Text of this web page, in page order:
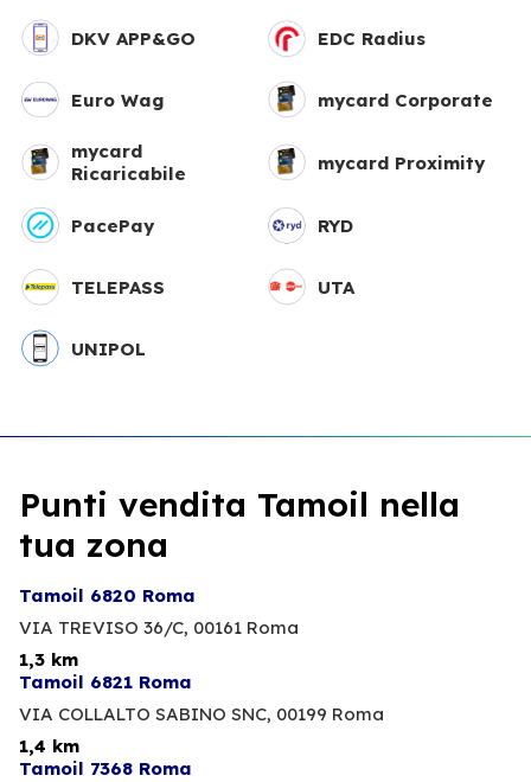
DKV APP&GO EDC Radius
Euro Wag mycard Corporate
mycard
Ricaricabile
mycard Proximity
PacePay RYD
TELEPASS UTA
UNIPOL
Punti vendita Tamoil nella
tua zona
Tamoil 6820 Roma
VIA TREVISO 36/C, 00161 Roma
1,3 km
Tamoil 6821 Roma
VIA COLLALTO SABINO SNC, 00199 Roma
1,4 km
Tamoil 7368 Roma